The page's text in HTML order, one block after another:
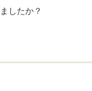
したか？